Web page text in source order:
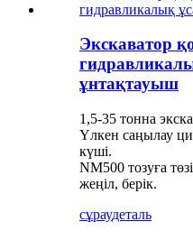
Экскаватор
ұнтақтауыш
1,5-35 тонна
Үлкен саңылау
күші.
NM500 тозуға
жеңіл, берік.
сұраудеталь